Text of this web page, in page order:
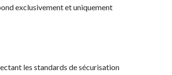
exclusivement et uniquement
les standards de sécurisation